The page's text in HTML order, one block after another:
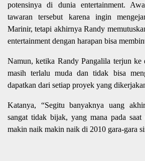
potensinya di dunia entertainment.
tawaran tersebut karena ingin
Marinir, tetapi akhirnya Randy
entertainment dengan harapan bisa
Namun, ketika Randy Pangalila terjun ke
masih terlalu muda dan tidak bisa
dapatkan dari setiap proyek yang
Katanya, “Segitu banyaknya uang
sangat tidak bijak, yang mana pada
makin naik makin naik di 2010 gara-gara